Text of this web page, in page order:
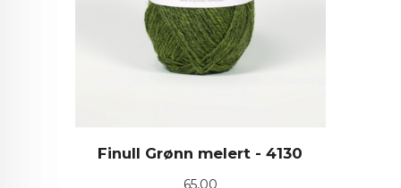
Finull Grønn melert - 4130
Pris
65,00